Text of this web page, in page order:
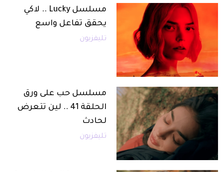
مسلسل Lucky .. لاكي
يحقق تفاعل واسع
تليفزيون
مسلسل حب على ورق
الحلقة 41 .. لين تتعرض
لحادث
تليفزيون